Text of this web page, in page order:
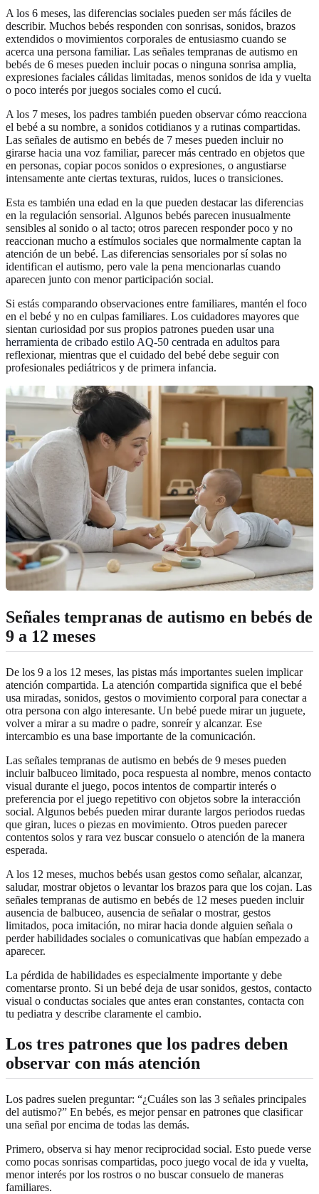
A los 6 meses, las diferencias sociales pueden ser más fáciles de
describir. Muchos bebés responden con sonrisas, sonidos, brazos
extendidos o movimientos corporales de entusiasmo cuando se
acerca una persona familiar. Las señales tempranas de autismo en
bebés de 6 meses pueden incluir pocas o ninguna sonrisa amplia,
expresiones faciales cálidas limitadas, menos sonidos de ida y vuelta
o poco interés por juegos sociales como el cucú.
A los 7 meses, los padres también pueden observar cómo reacciona
el bebé a su nombre, a sonidos cotidianos y a rutinas compartidas.
Las señales de autismo en bebés de 7 meses pueden incluir no
girarse hacia una voz familiar, parecer más centrado en objetos que
en personas, copiar pocos sonidos o expresiones, o angustiarse
intensamente ante ciertas texturas, ruidos, luces o transiciones.
Esta es también una edad en la que pueden destacar las diferencias
en la regulación sensorial. Algunos bebés parecen inusualmente
sensibles al sonido o al tacto; otros parecen responder poco y no
reaccionan mucho a estímulos sociales que normalmente captan la
atención de un bebé. Las diferencias sensoriales por sí solas no
identifican el autismo, pero vale la pena mencionarlas cuando
aparecen junto con menor participación social.
Si estás comparando observaciones entre familiares, mantén el foco
en el bebé y no en culpas familiares. Los cuidadores mayores que
sientan curiosidad por sus propios patrones pueden usaruna
herramienta de cribado estilo AQ-50 centrada en adultos para
reflexionar, mientras que el cuidado del bebé debe seguir con
profesionales pediátricos y de primera infancia.
Señales tempranas de autismo en bebés de
9 a 12 meses
De los 9 a los 12 meses, las pistas más importantes suelen implicar
atención compartida. La atención compartida significa que el bebé
usa miradas, sonidos, gestos o movimiento corporal para conectar a
otra persona con algo interesante. Un bebé puede mirar un juguete,
volver a mirar a su madre o padre, sonreír y alcanzar. Ese
intercambio es una base importante de la comunicación.
Las señales tempranas de autismo en bebés de 9 meses pueden
incluir balbuceo limitado, poca respuesta al nombre, menos contacto
visual durante el juego, pocos intentos de compartir interés o
preferencia por el juego repetitivo con objetos sobre la interacción
social. Algunos bebés pueden mirar durante largos periodos ruedas
que giran, luces o piezas en movimiento. Otros pueden parecer
contentos solos y rara vez buscar consuelo o atención de la manera
esperada.
A los 12 meses, muchos bebés usan gestos como señalar, alcanzar,
saludar, mostrar objetos o levantar los brazos para que los cojan. Las
señales tempranas de autismo en bebés de 12 meses pueden incluir
ausencia de balbuceo, ausencia de señalar o mostrar, gestos
limitados, poca imitación, no mirar hacia donde alguien señala o
perder habilidades sociales o comunicativas que habían empezado a
aparecer.
La pérdida de habilidades es especialmente importante y debe
comentarse pronto. Si un bebé deja de usar sonidos, gestos, contacto
visual o conductas sociales que antes eran constantes, contacta con
tu pediatra y describe claramente el cambio.
Los tres patrones que los padres deben
observar con más atención
Los padres suelen preguntar: “¿Cuáles son las 3 señales principales
del autismo?” En bebés, es mejor pensar en patrones que clasificar
una señal por encima de todas las demás.
Primero, observa si hay menor reciprocidad social. Esto puede verse
como pocas sonrisas compartidas, poco juego vocal de ida y vuelta,
menor interés por los rostros o no buscar consuelo de maneras
familiares.